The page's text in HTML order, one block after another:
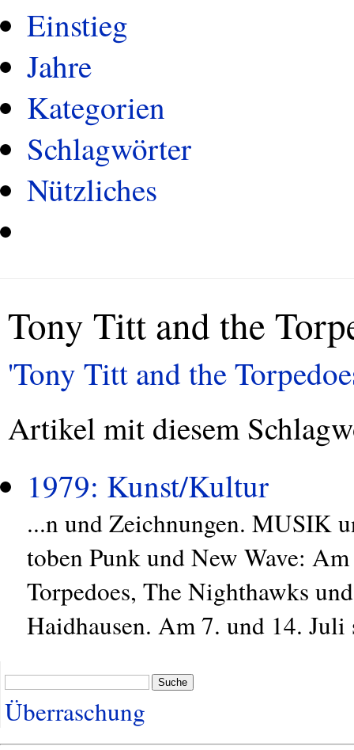
Einstieg
Jahre
Kategorien
Schlagwörter
Nützliches
Tony Titt and the
'Tony Titt and the
Artikel mit diesem
1979: Kunst/Kultur
...n und Zeichnungen. MUSIK
toben Punk und New Wave:
Torpedoes, The Nighthawks
Haidhausen. Am 7. und 14.
Suche
Überraschung